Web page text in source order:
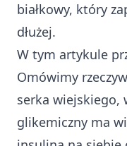
białkowy, który
dłużej.
W tym artykule
Omówimy
serka wiejskiego,
glikemiczny ma